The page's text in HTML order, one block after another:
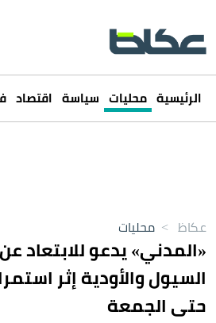
الرئيسية محليات سياسة اقتصاد
عكاظ > محليات
«المدني» يدعو للابتعاد
السيول والأودية إثر
حتى الجمعة